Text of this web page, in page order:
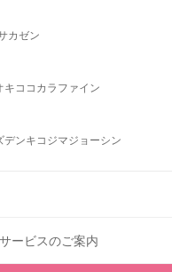
カゼン
キ ココカラファイン
デンキ コジマジョーシン
ービスのご案内